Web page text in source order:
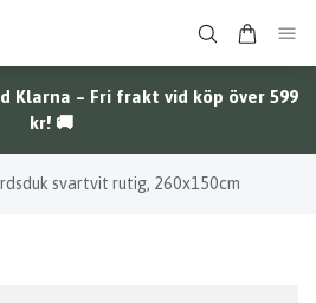
Klarna – Fri frakt vid köp över 599
kr! 🚚
svartvit rutig, 260x150cm